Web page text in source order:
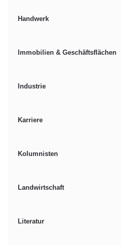
Handwerk
Immobilien & Geschäftsflächen
Industrie
Karriere
Kolumnisten
Landwirtschaft
Literatur